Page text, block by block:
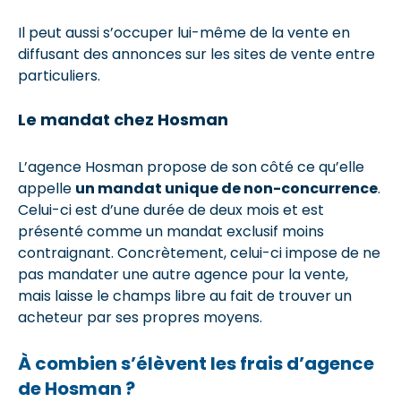
Il peut aussi s’occuper lui-même de la vente en
diffusant des annonces sur les sites de vente entre
particuliers.
Le mandat chez Hosman
L’agence Hosman propose de son côté ce qu’elle
appelle un mandat unique de non-concurrence.
Celui-ci est d’une durée de deux mois et est
présenté comme un mandat exclusif moins
contraignant. Concrètement, celui-ci impose de ne
pas mandater une autre agence pour la vente,
mais laisse le champs libre au fait de trouver un
acheteur par ses propres moyens.
À combien s’élèvent les frais d’agence
de Hosman ?